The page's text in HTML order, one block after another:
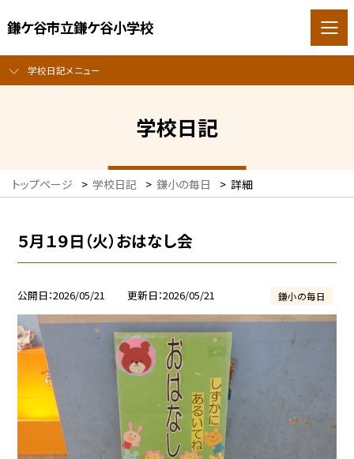
鎌ケ谷市立鎌ケ谷小学校
学校日記メニュー
学校日記
トップページ > 学校日記 > 鎌小の毎日 > 詳細
５月１９日（火）おはなし会
公開日 2026/05/21 更新日 2026/05/21 鎌小の毎日